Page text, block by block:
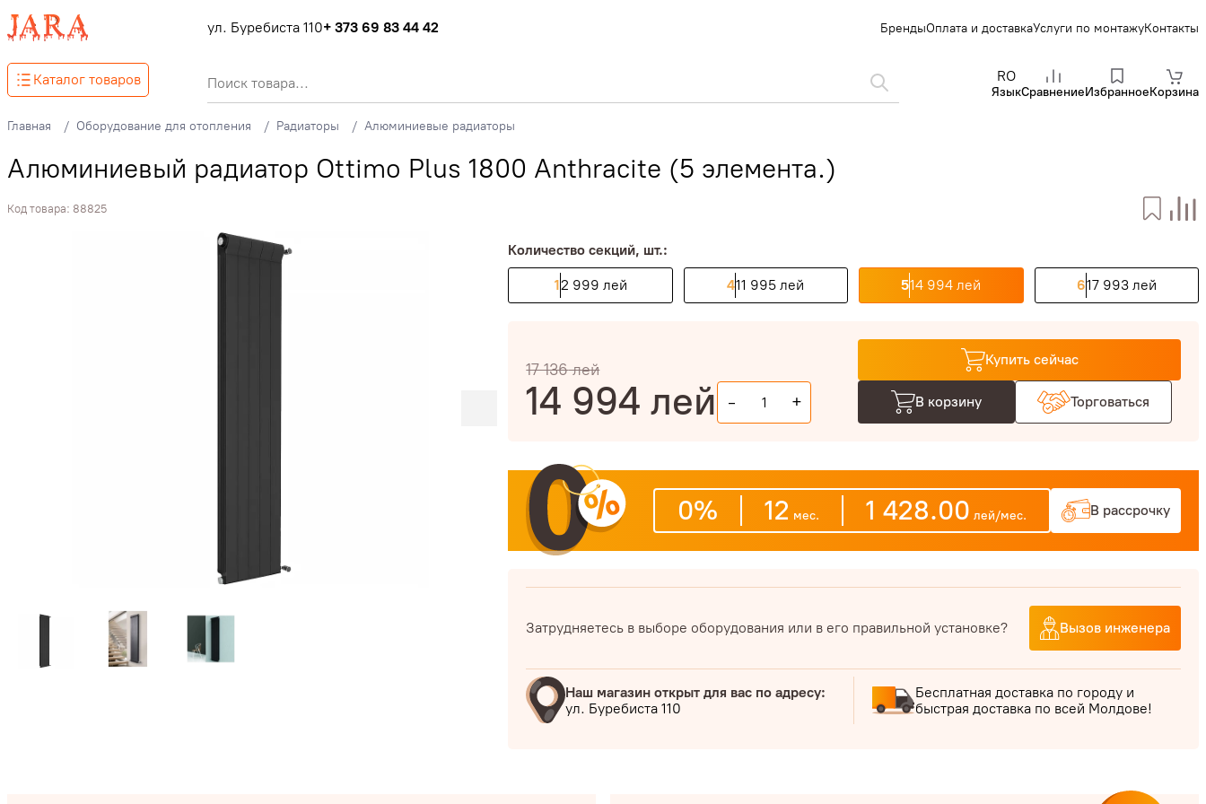
ул. Буребиста 110+ 373 69 83 44 42 БрендыОплата и доставкаУслуги по монтажуКонтакты
Каталог товаров RO
ЯзыкСравнениеИзбранноеКорзина
Главная Оборудование для отопления Радиаторы Алюминиевые радиаторы
Алюминиевый радиатор Ottimo Plus 1800 Anthracite (5 элемента.)
Код товара: 88825
Количество секций, шт.:
12 999 лей 411 995 лей 514 994 лей 617 993 лей
17 136лей
14 994 лей - +
Купить сейчас
В корзину Торговаться
0% 12 мес. 1 428.00 лей/мес. В рассрочку
Затрудняетесь в выборе оборудования или в его правильной установке? Вызов инженера
Наш магазин открыт для вас по адресу:
ул. Буребиста 110
Бесплатная доставка по городу и
быстрая доставка по всей Молдове!